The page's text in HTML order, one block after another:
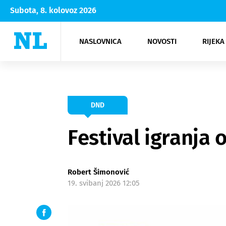
Subota, 8. kolovoz 2026
NASLOVNICA NOVOSTI
Rijeka Opatija
NK
Moda
Kultura
DND
Festival igranja
Robert Šimonović
19. svibanj 2026 12:05